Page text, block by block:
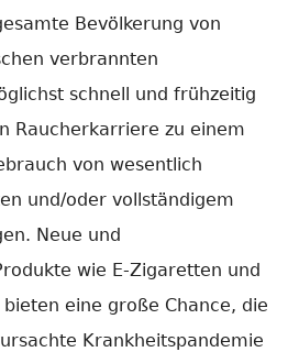
Bevölkerung von
verbrannten
schnell und frühzeitig
Raucherkarriere zu einem
von wesentlich
und/oder vollständigem
Neue und
wie E-Zigaretten und
eine große Chance, die
Krankheitspandemie